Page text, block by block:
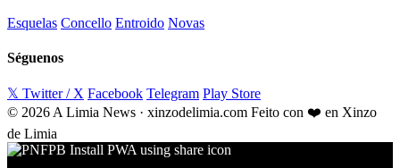
Esquelas Concello Entroido Novas
Séguenos
𝕏 Twitter / X Facebook Telegram Play Store
© 2026 A Limia News · xinzodelimia.com Feito con ❤️ en Xinzo
de Limia